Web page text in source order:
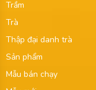
Trầm
Trà
Thập đại danh trà
Sản phẩm
Mẫu bán chạy